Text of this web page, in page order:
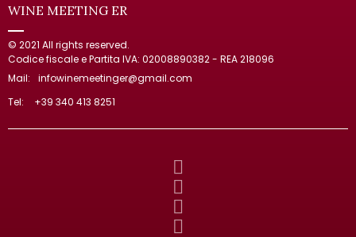
WINE MEETING ER
© 2021 All rights reserved.
Codice fiscale e Partita IVA: 02008890382 - REA 218096
Mail:
infowinemeetinger@gmail.com
Tel:
+39 340 413 8251